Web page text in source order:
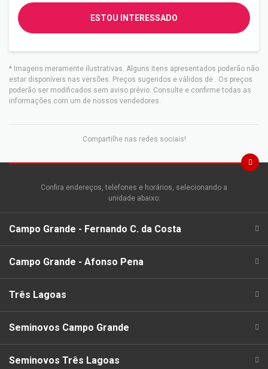
ESTOU INTERESSADO
* Imagens meramente ilustrativas. Alguns itens apresentados poderão não
estar disponíveis nas versões. Preços sugeridos e válidos de . Os preços
poderão ser modificados sem aviso prévio. Consulte e confirme todas as
informações com um de nossos vendedores.
Compartilhe nas redes sociais!
Confira endereços, telefones e horários, selecionando a
unidade abaixo:
Campo Grande - Fernando C. da Costa
Campo Grande - Afonso Pena
Três Lagoas
Seminovos Campo Grande
Seminovos Três Lagoas